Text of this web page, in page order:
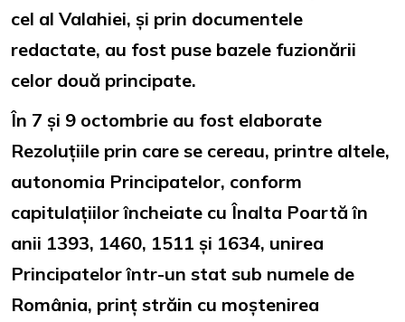
cel al Valahiei, și prin documentele
redactate, au fost puse bazele fuzionării
celor două principate.
În 7 și 9 octombrie au fost elaborate
Rezoluțiile prin care se cereau, printre altele,
autonomia Principatelor, conform
capitulațiilor încheiate cu Înalta Poartă în
anii 1393, 1460, 1511 și 1634, unirea
Principatelor într-un stat sub numele de
România, prinț străin cu moștenirea